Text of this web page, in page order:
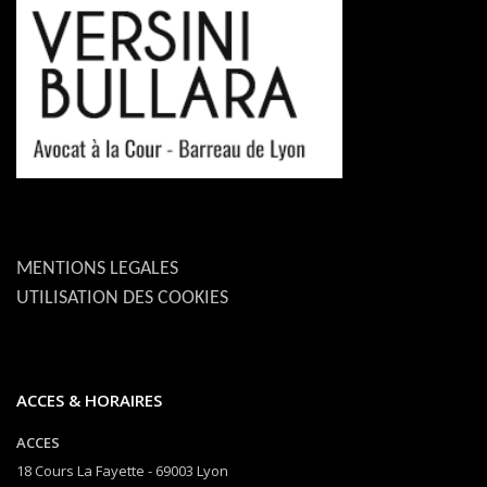
MENTIONS LEGALES
UTILISATION DES COOKIES
ACCES & HORAIRES
ACCES
18 Cours La Fayette - 69003 Lyon